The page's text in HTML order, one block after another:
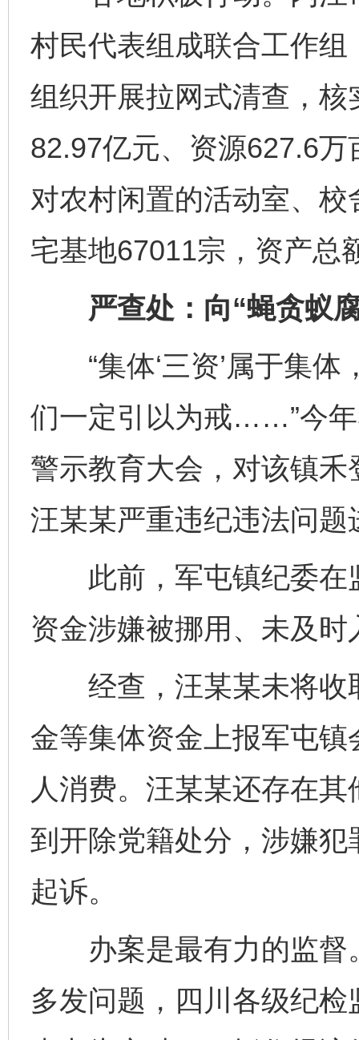
村民代表组成联合工作
组织开展拉网式清查，
82.97亿元、资源627.6
对农村闲置的活动室、
宅基地67011宗，资产总
严查处：向“蝇贪蚁
“集体‘三资’属于集体
们一定引以为戒……”今
警示教育大会，对该镇
汪某某严重违纪违法问题
此前，军屯镇纪委在
资金涉嫌被挪用、未及时
经查，汪某某未将收
金等集体资金上报军屯
人消费。汪某某还存在
到开除党籍处分，涉嫌
起诉。
办案是最有力的监督
多发问题，四川各级纪